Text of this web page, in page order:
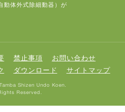
動体外式除細動器）が
禁止事項
お問い合わせ
ダウンロード サイトマップ
Shizen Undo Koen.
Reserved.